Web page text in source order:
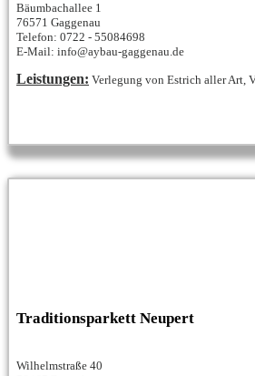
Bäumbachallee 1
76571 Gaggenau
Telefon: 0722 - 55084698
E-Mail: info@aybau-gaggenau.de
Leistungen: Verlegung von Estrich aller Art,
Traditionsparkett Neupert
Wilhelmstraße 40